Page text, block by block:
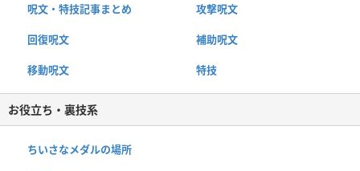
呪文・特技記事まとめ 攻撃呪文
回復呪文 補助呪文
移動呪文 特技
お役立ち・裏技系
ちいさなメダルの場所